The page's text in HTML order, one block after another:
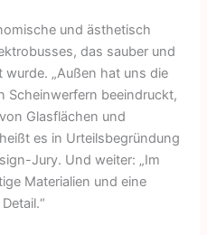
und ästhetisch
das sauber und
„Außen hat uns die
Scheinwerfern beeindruckt,
Glasflächen und
es in Urteilsbegründung
Jury. Und weiter: „Im
Materialien und eine